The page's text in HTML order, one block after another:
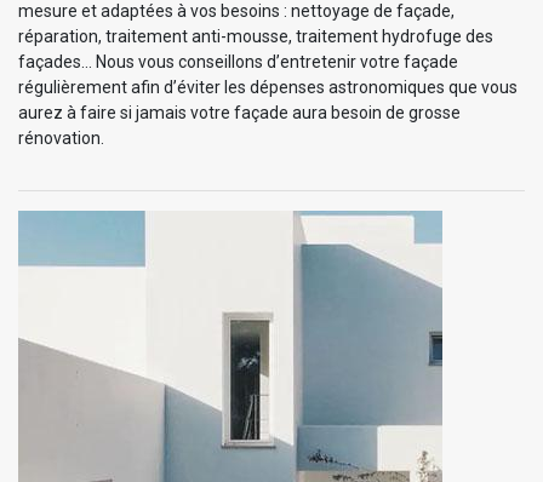
mesure et adaptées à vos besoins : nettoyage de façade,
réparation, traitement anti-mousse, traitement hydrofuge des
façades… Nous vous conseillons d’entretenir votre façade
régulièrement afin d’éviter les dépenses astronomiques que vous
aurez à faire si jamais votre façade aura besoin de grosse
rénovation.